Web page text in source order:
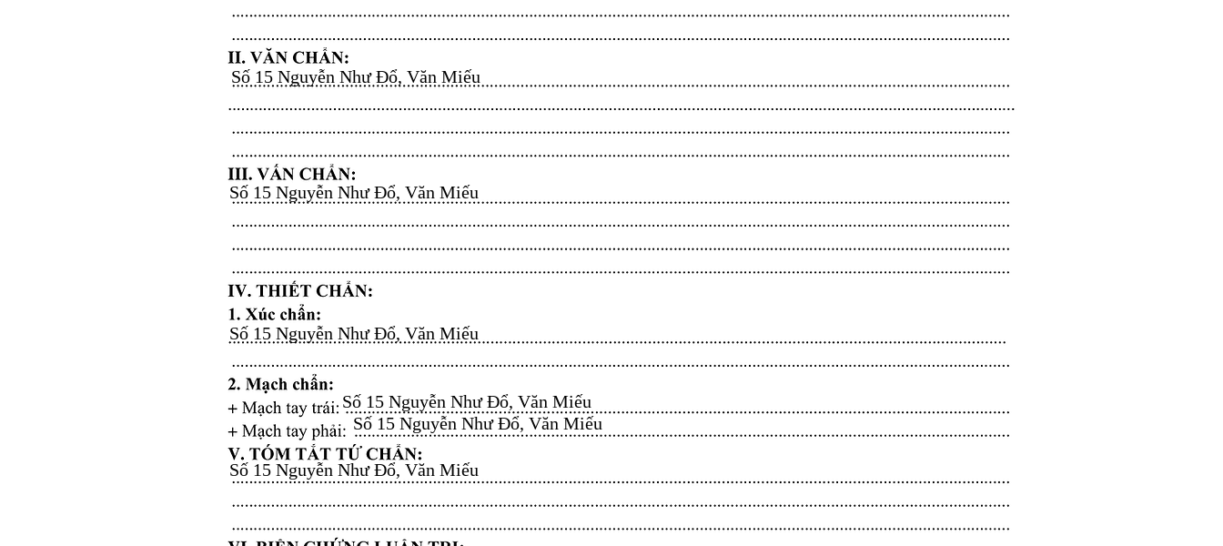
Số 15 Nguyễn Như Đổ, Văn Miếu​​​​
Số 15 Nguyễn Như Đổ, Văn Miếu​​​​
Số 15 Nguyễn Như Đổ, Văn Miếu​​​​
Số 15 Nguyễn Như Đổ, Văn Miếu​​​​
Số 15 Nguyễn Như Đổ, Văn Miếu​​​​
Số 15 Nguyễn Như Đổ, Văn Miếu​​​​